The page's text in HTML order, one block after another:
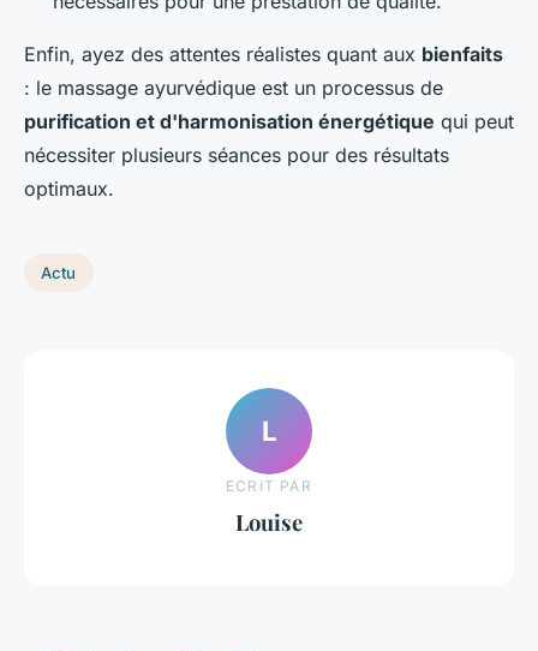
Enfin, ayez des attentes réalistes quant aux bienfaits
: le massage ayurvédique est un processus de
purification et d'harmonisation énergétique qui peut
nécessiter plusieurs séances pour des résultats
optimaux.
Actu
L
ECRIT PAR
Louise